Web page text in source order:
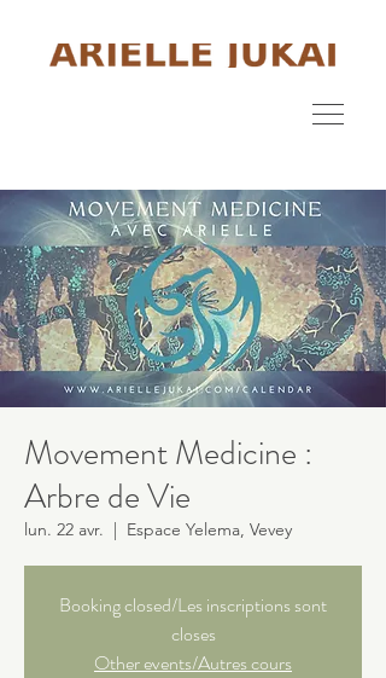
Movement Medicine :
Arbre de Vie
lun. 22 avr.
  |
Espace Yelema, Vevey
Booking closed/Les inscriptions sont
closes
Other events/Autres cours